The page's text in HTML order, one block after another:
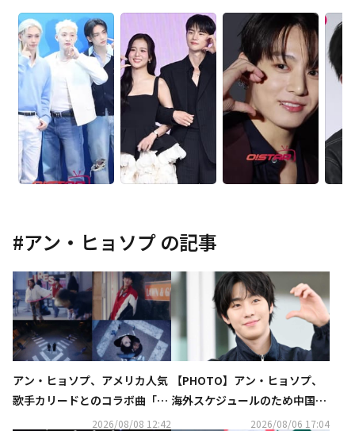
#アン・ヒョソプ の記事
アン・ヒョソプ、アメリカ人気
歌手カリードとのコラボ曲「So
mething Special」MV公開
2026/08/08 12:42
【PHOTO】アン・ヒョソプ、
海外スケジュールのため中国へ
出国（動画あり）2026/08/06 17:04